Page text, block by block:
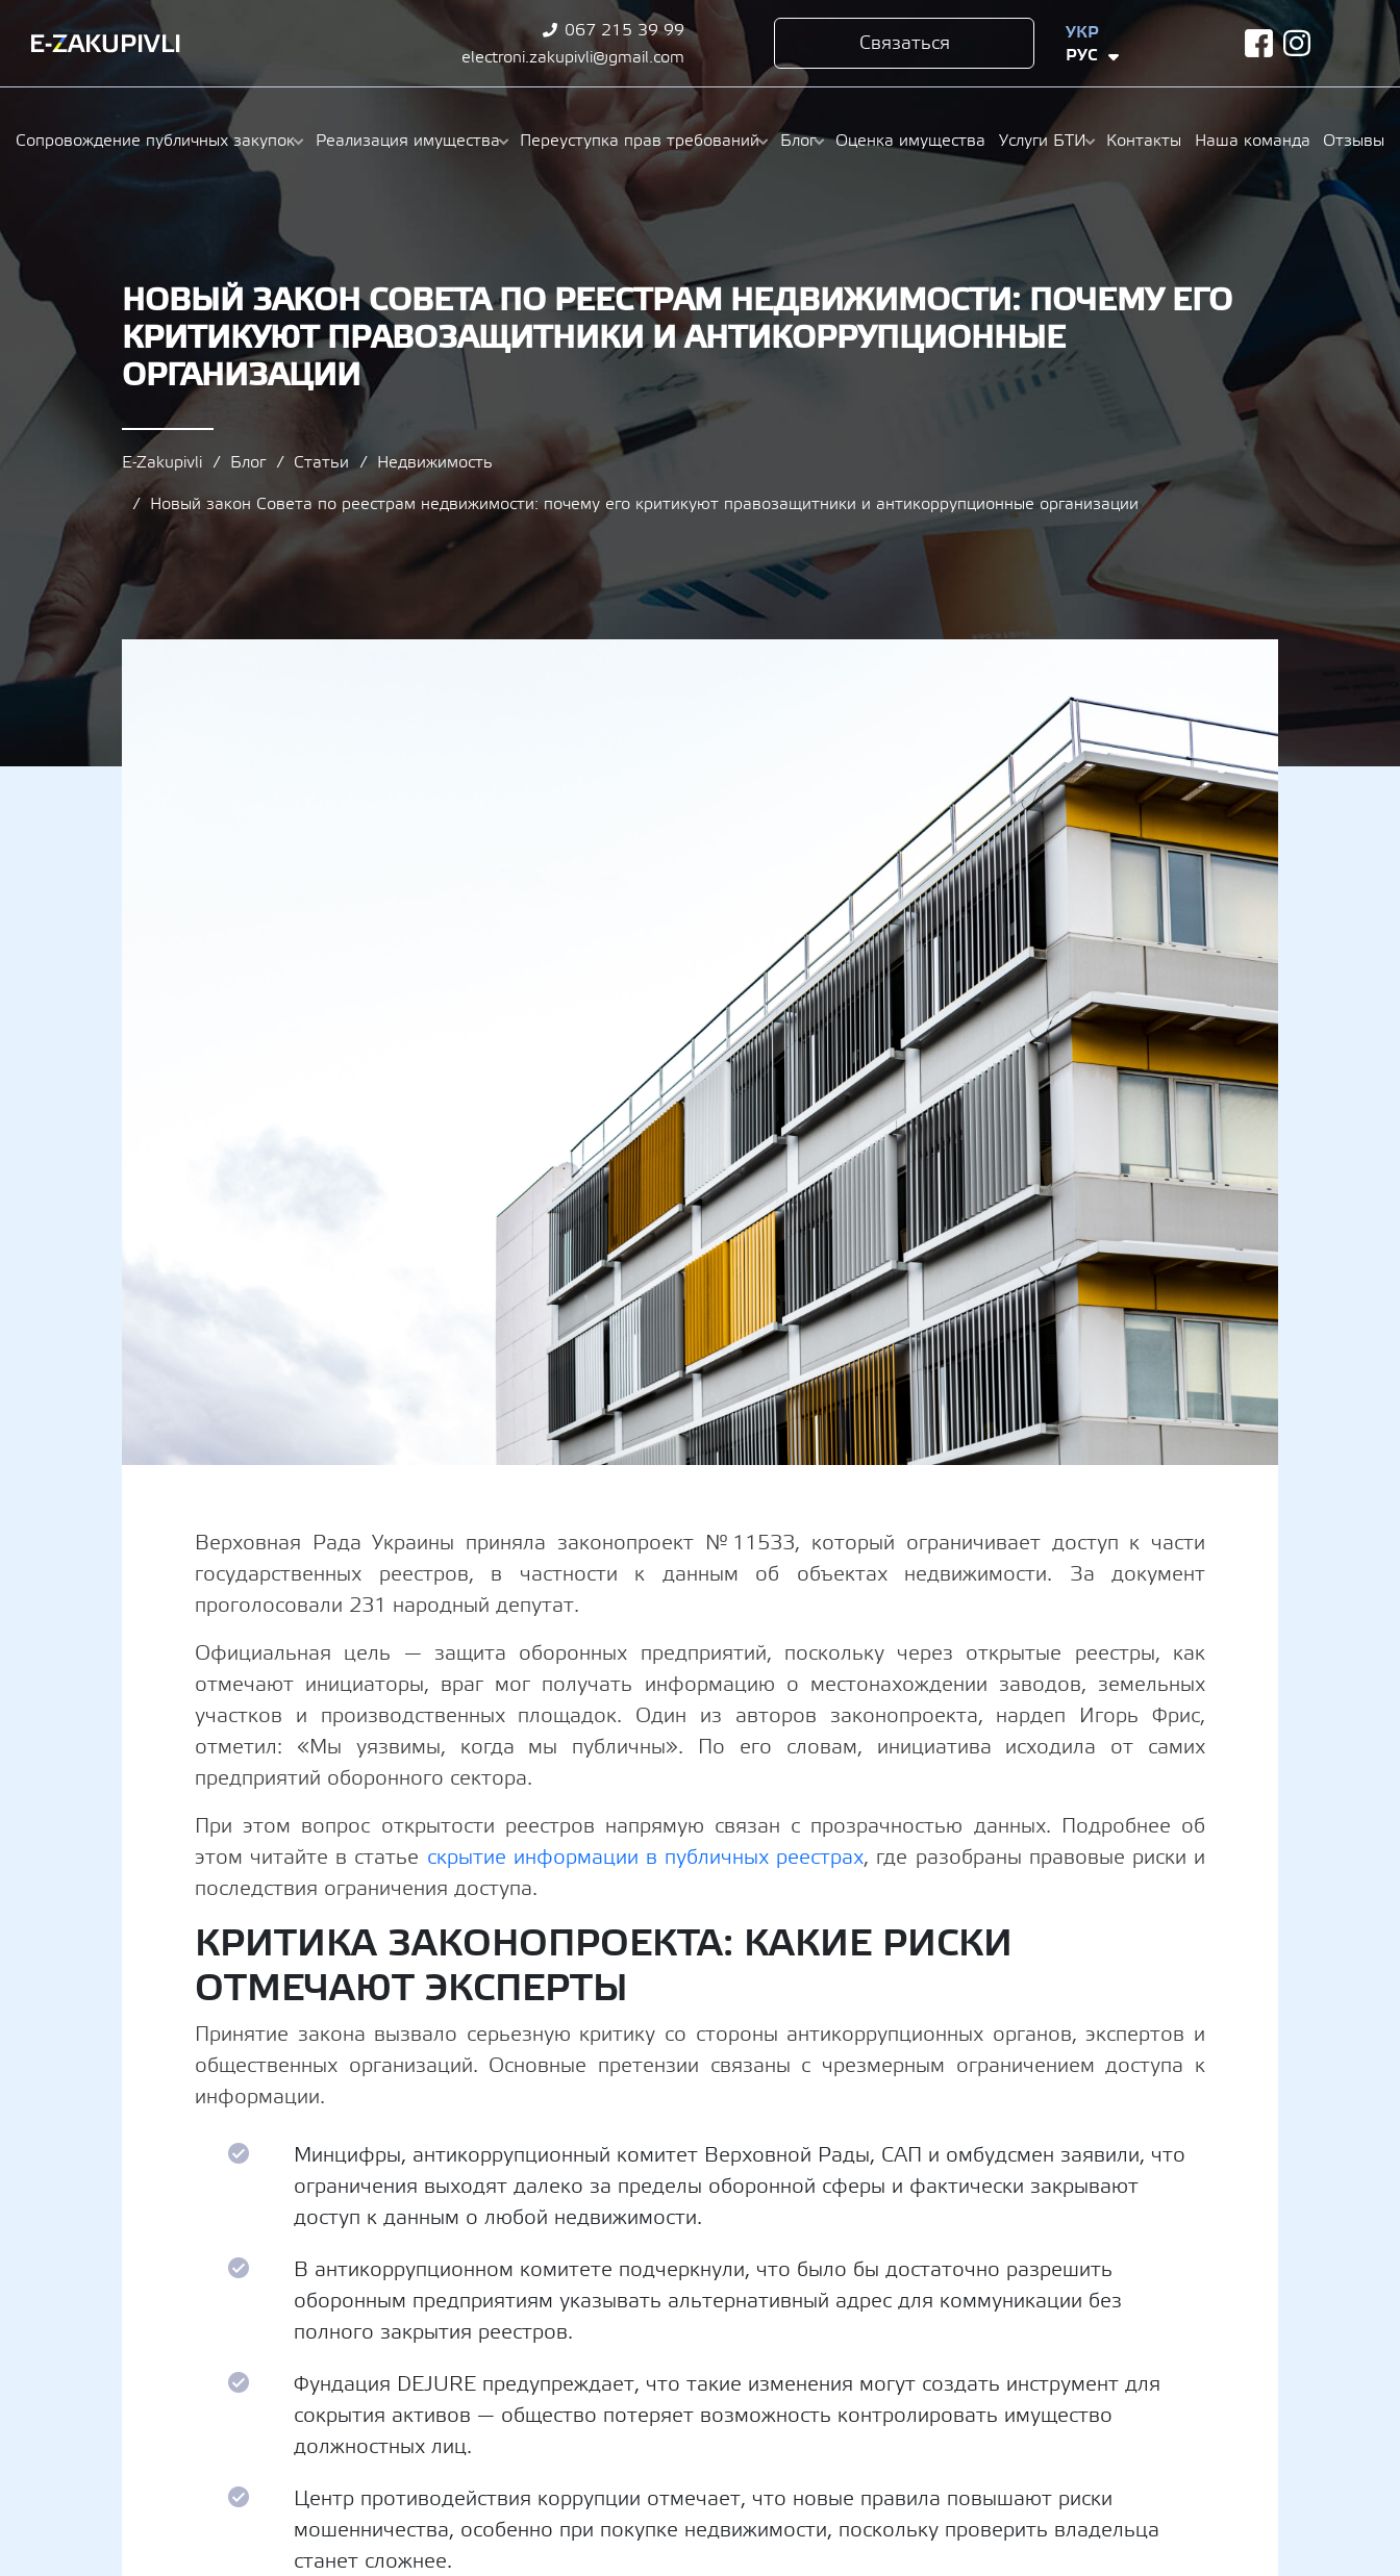
067 215 39 99
electroni.zakupivli@gmail.com
Связаться
УКР
РУС
facebookinstagram
Сопровождение публичных закупок Реализация имущества Переуступка прав требований Блог Оценка имущества Услуги БТИ Контакты Наша команда Отзывы
НОВЫЙ ЗАКОН СОВЕТА ПО РЕЕСТРАМ НЕДВИЖИМОСТИ: ПОЧЕМУ ЕГО
КРИТИКУЮТ ПРАВОЗАЩИТНИКИ И АНТИКОРРУПЦИОННЫЕ
ОРГАНИЗАЦИИ
E-Zakupivli Блог Статьи
Недвижимость
Новый закон Совета по реестрам недвижимости: почему его критикуют правозащитники и антикоррупционные организации
Верховная Рада Украины приняла законопроект №11533, который ограничивает доступ к части
государственных реестров, в частности к данным об объектах недвижимости. За документ
проголосовали 231 народный депутат.
Официальная цель — защита оборонных предприятий, поскольку через открытые реестры, как
отмечают инициаторы, враг мог получать информацию о местонахождении заводов, земельных
участков и производственных площадок. Один из авторов законопроекта, нардеп Игорь Фрис,
отметил: «Мы уязвимы, когда мы публичны». По его словам, инициатива исходила от самих
предприятий оборонного сектора.
При этом вопрос открытости реестров напрямую связан с прозрачностью данных. Подробнее об
этом читайте в статье скрытие информации в публичных реестрах, где разобраны правовые риски и
последствия ограничения доступа.
КРИТИКА ЗАКОНОПРОЕКТА: КАКИЕ РИСКИ
ОТМЕЧАЮТ ЭКСПЕРТЫ
Принятие закона вызвало серьезную критику со стороны антикоррупционных органов, экспертов и
общественных организаций. Основные претензии связаны с чрезмерным ограничением доступа к
информации.
Минцифры, антикоррупционный комитет Верховной Рады, САП и омбудсмен заявили, что
ограничения выходят далеко за пределы оборонной сферы и фактически закрывают
доступ к данным о любой недвижимости.
В антикоррупционном комитете подчеркнули, что было бы достаточно разрешить
оборонным предприятиям указывать альтернативный адрес для коммуникации без
полного закрытия реестров.
Фундация DEJURE предупреждает, что такие изменения могут создать инструмент для
сокрытия активов — общество потеряет возможность контролировать имущество
должностных лиц.
Центр противодействия коррупции отмечает, что новые правила повышают риски
мошенничества, особенно при покупке недвижимости, поскольку проверить владельца
станет сложнее.